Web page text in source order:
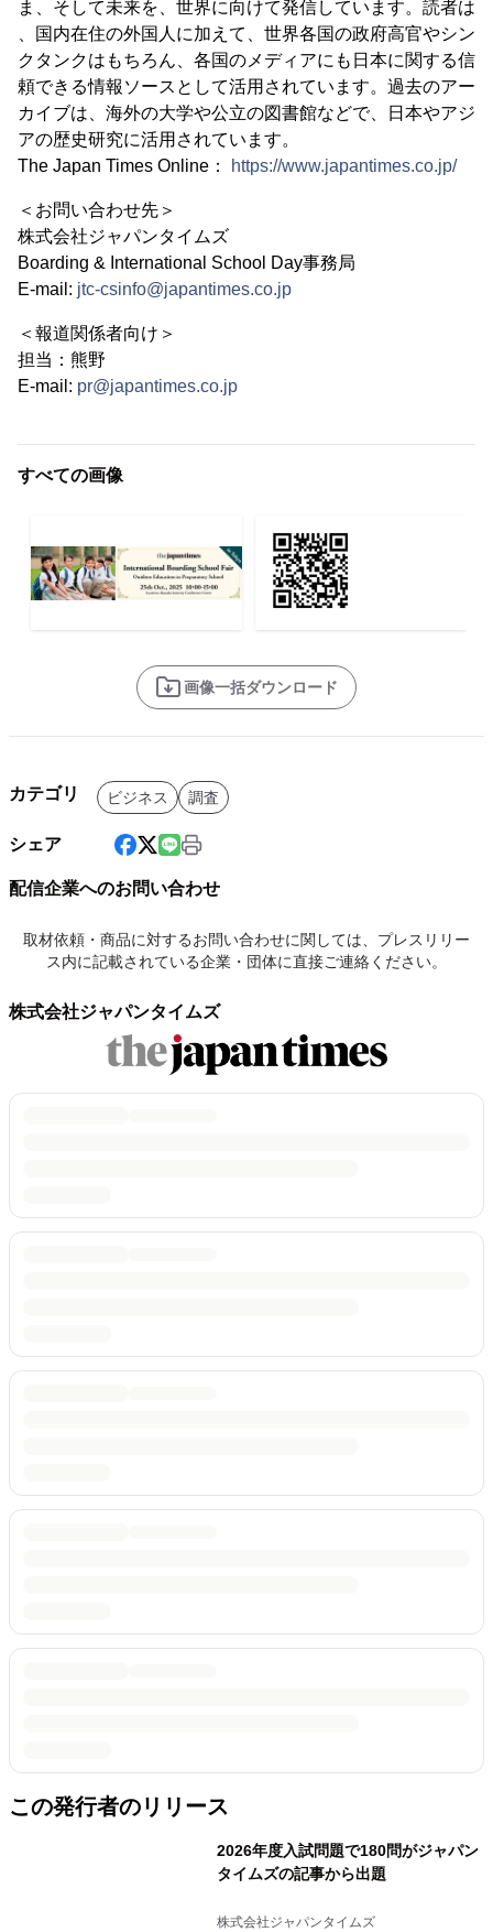
ま、そして未来を、世界に向けて発信しています。読者は
、国内在住の外国人に加えて、世界各国の政府高官やシン
クタンクはもちろん、各国のメディアにも日本に関する信
頼できる情報ソースとして活用されています。過去のアー
カイブは、海外の大学や公立の図書館などで、日本やアジ
アの歴史研究に活用されています。
The Japan Times Online：
https://www.japantimes.co.jp/
＜お問い合わせ先＞
株式会社ジャパンタイムズ
Boarding & International School Day事務局
E-mail: jtc-csinfo@japantimes.co.jp
＜報道関係者向け＞
担当：熊野
E-mail: pr@japantimes.co.jp
すべての画像
画像一括ダウンロード
カテゴリ ビジネス 調査
シェア
配信企業へのお問い合わせ
取材依頼・商品に対するお問い合わせに関しては、プレスリリー
ス内に記載されている企業・団体に直接ご連絡ください。
株式会社ジャパンタイムズ
この発行者のリリース
2026年度入試問題で180問がジャパン
タイムズの記事から出題
株式会社ジャパンタイムズ